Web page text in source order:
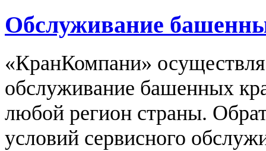
Обслуживание
«КранКомпани»
обслуживание башенных
любой регион страны.
условий сервисного